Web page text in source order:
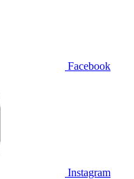
Facebook
Instagram